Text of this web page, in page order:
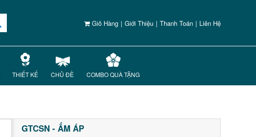
Giỏ Hàng | Giới Thiệu | Thanh Toán | Liên Hệ
THIẾT KẾ CHỦ ĐỀ COMBO QUÀ TẶNG
GTCSN - ẤM ÁP